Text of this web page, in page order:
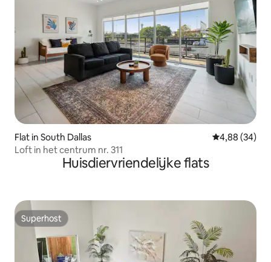
Flat in South Dallas Gemiddelde
4,88 (34)
Loft in het centrum nr. 311
Huisdiervriendelijke flats
Superhost
Superhost